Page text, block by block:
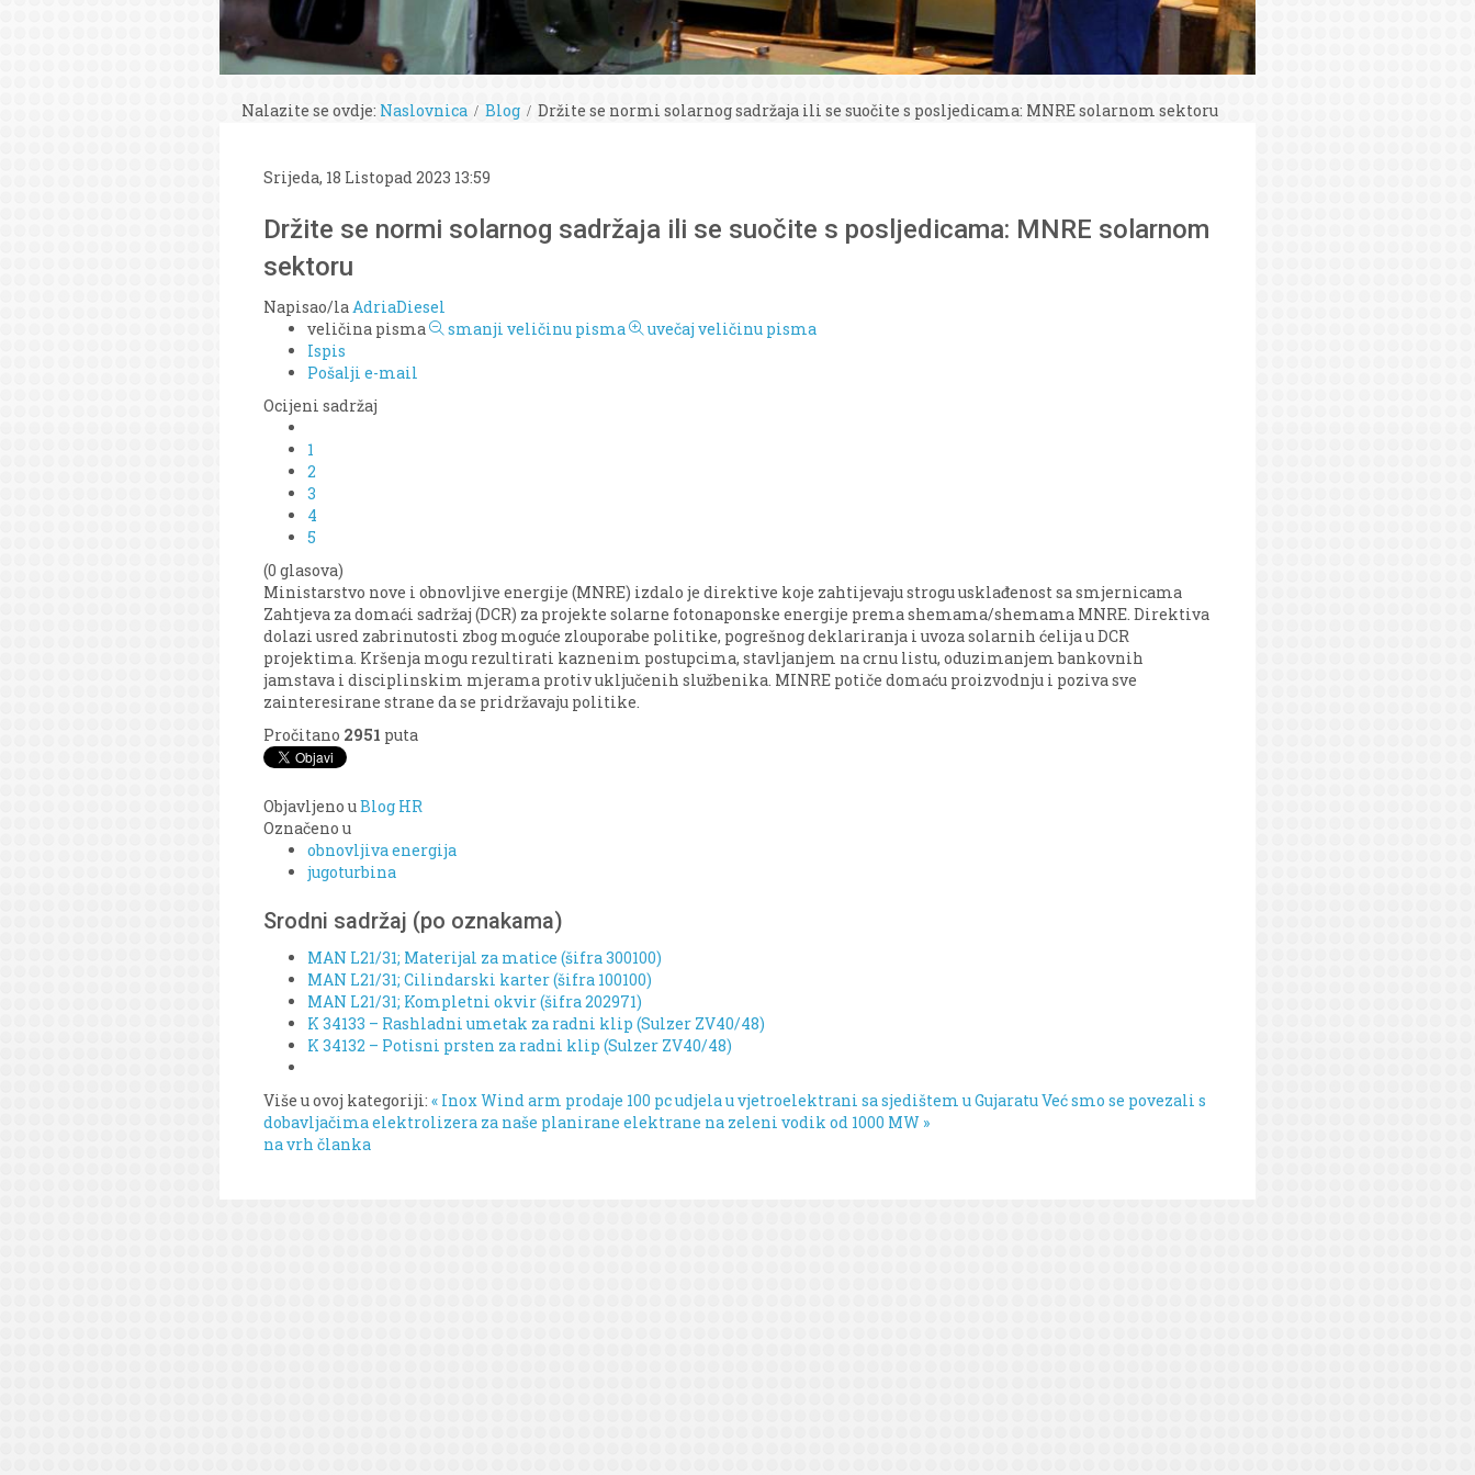
Nalazite se ovdje: Naslovnica Blog Držite se normi solarnog sadržaja ili se suočite s posljedicama: MNRE solarnom sektoru
Srijeda, 18 Listopad 2023 13:59
Držite se normi solarnog sadržaja ili se suočite s posljedicama: MNRE solarnom
sektoru
Napisao/laAdriaDiesel
veličina pisma
smanji veličinu pisma
uvečaj veličinu pisma
Ispis
Pošalji e-mail
Ocijeni sadržaj
1
2
3
4
5
(0 glasova)
Ministarstvo nove i obnovljive energije (MNRE) izdalo je direktive koje zahtijevaju strogu usklađenost sa smjernicama
Zahtjeva za domaći sadržaj (DCR) za projekte solarne fotonaponske energije prema shemama/shemama MNRE. Direktiva
dolazi usred zabrinutosti zbog moguće zlouporabe politike, pogrešnog deklariranja i uvoza solarnih ćelija u DCR
projektima. Kršenja mogu rezultirati kaznenim postupcima, stavljanjem na crnu listu, oduzimanjem bankovnih
jamstava i disciplinskim mjerama protiv uključenih službenika. MINRE potiče domaću proizvodnju i poziva sve
zainteresirane strane da se pridržavaju politike.
Pročitano 2951 puta
Objavljeno uBlog HR
Označeno u
obnovljiva energija
jugoturbina
Srodni sadržaj (po oznakama)
MAN L21/31; Materijal za matice (šifra 300100)
MAN L21/31; Cilindarski karter (šifra 100100)
MAN L21/31; Kompletni okvir (šifra 202971)
K 34133 – Rashladni umetak za radni klip (Sulzer ZV40/48)
K 34132 – Potisni prsten za radni klip (Sulzer ZV40/48)
Više u ovoj kategoriji: « Inox Wind arm prodaje 100 pc udjela u vjetroelektrani sa sjedištem u GujaratuVeć smo se povezali s
dobavljačima elektrolizera za naše planirane elektrane na zeleni vodik od 1000 MW »
na vrh članka